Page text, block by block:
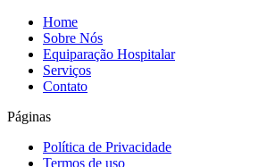
Home
Sobre Nós
Equiparação Hospitalar
Serviços
Contato
Páginas
Política de Privacidade
Termos de uso